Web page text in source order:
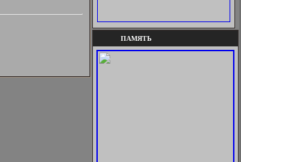
ПАМЯТЬ